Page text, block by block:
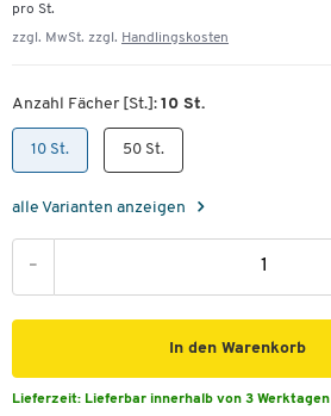
pro St.
zzgl. MwSt. zzgl. Handlingskosten
Anzahl Fächer [St.]: 10 St.
10 St. 50 St.
alle Varianten anzeigen
-
In den Warenkorb
Lieferzeit: Lieferbar innerhalb von 3 Werktagen